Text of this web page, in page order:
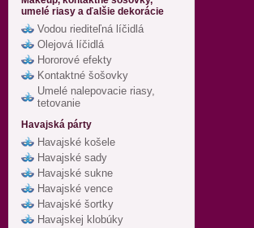
umelé riasy a ďalšie dekorácie
Vodou riediteľná líčidlá
Olejová líčidlá
Hororové efekty
Kontaktné šošovky
Umelé nalepovacie riasy,
tetovanie
Havajská párty
Havajské košele
Havajské sady
Havajské sukne
Havajské vence
Havajské šortky
Havajskej klobúky